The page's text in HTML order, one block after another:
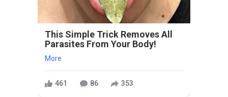
This Simple Trick Removes All
Parasites From Your Body!
More
461 86 353